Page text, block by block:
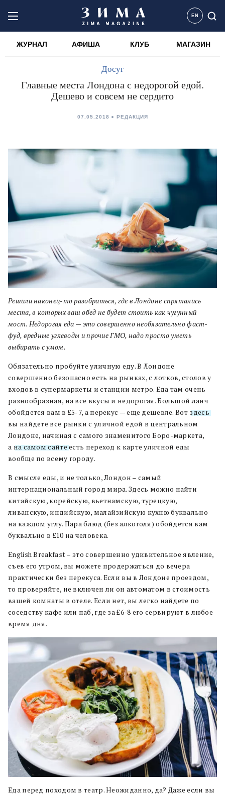
EN
ЖУРНАЛ АФИША КЛУБ МАГАЗИН
Досуг
Главные места Лондона с недорогой едой.
Дешево и совсем не сердито
07.05.2018 РЕДАКЦИЯ
Решили наконец-то разобраться, где в Лондоне спрятались
места, в которых ваш обед не будет стоить как чугунный
мост. Недорогая еда — это совершенно необязательно фаст-
фуд, вредные углеводы и прочие ГМО, надо просто уметь
выбирать с умом.
Обязательно пробуйте уличную еду. В Лондоне
совершенно безопасно есть на рынках, с лотков, столов у
входов в супермаркеты и станции метро. Еда там очень
разнообразная, на все вкусы и недорогая. Большой ланч
обойдется вам в £5-7, а перекус — еще дешевле. Вот здесь
вы найдете все рынки с уличной едой в центральном
Лондоне, начиная с самого знаменитого Боро-маркета,
а на самом сайтеесть переход к карте уличной еды
вообще по всему городу.
В смысле еды, и не только, Лондон – самый
интернациональный город мира. Здесь можно найти
китайскую, корейскую, вьетнамскую, турецкую,
ливанскую, индийскую, малайзийскую кухню буквально
на каждом углу. Пара блюд (без алкоголя) обойдется вам
буквально в £10 на человека.
English Breakfast – это совершенно удивительное явление,
съев его утром, вы можете продержаться до вечера
практически без перекуса. Если вы в Лондоне проездом,
то проверяйте, не включен ли он автоматом в стоимость
вашей комнаты в отеле. Если нет, вы легко найдете по
соседству кафе или паб, где за £6-8 его сервируют в любое
время дня.
Еда перед походом в театр. Неожиданно, да? Даже если вы